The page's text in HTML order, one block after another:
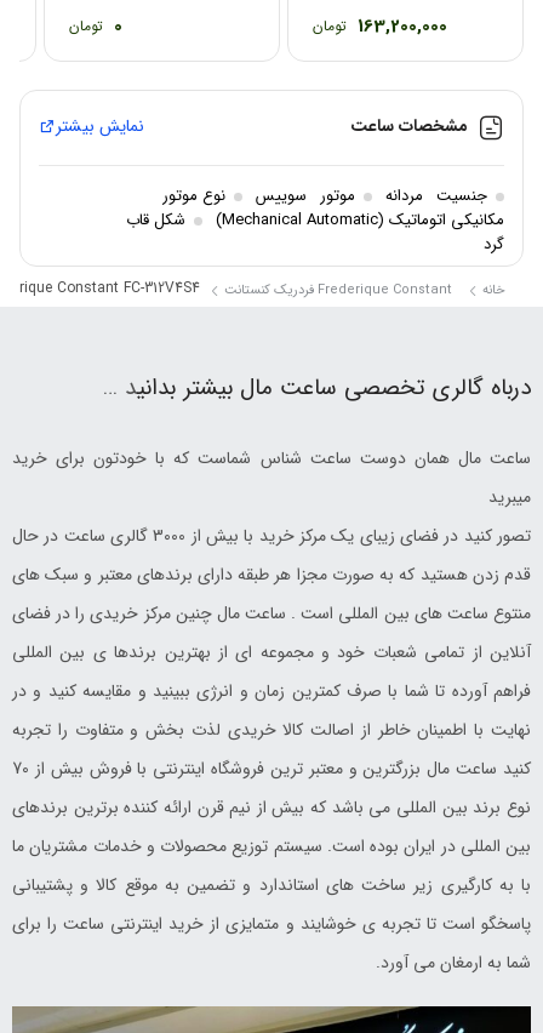
163,200,000 تومان 0 تومان
مشخصات ساعت نمایش بیشتر
جنسیت مردانه موتور سوییس
نوع موتور
مکانیکی اتوماتیک (Mechanical Automatic)
شکل قاب
گرد
خانه Frederique Constant فردریک کنستانت Constant FC-312V4S4
درباه گالری تخصصی ساعت مال بیشتر بدانید …
ساعت مال همان دوست ساعت شناس شماست که با خودتون برای خرید
میبرید
تصور کنید در فضای زیبای یک مرکز خرید با بیش از 3000 گالری ساعت در حال
قدم زدن هستید که به صورت مجزا هر طبقه دارای برندهای معتبر و سبک های
منتوع ساعت های بین المللی است . ساعت مال چنین مرکز خریدی را در فضای
آنلاین از تمامی شعبات خود و مجموعه ای از بهترین برندها ی بین المللی
فراهم آورده تا شما با صرف کمترین زمان و انرژی ببینید و مقایسه کنید و در
نهایت با اطمینان خاطر از اصالت کالا خریدی لذت بخش و متفاوت را تجربه
کنید ساعت مال بزرگترین و معتبر ترین فروشگاه اینترنتی با فروش بیش از 70
نوع برند بین المللی می باشد که بیش از نیم قرن ارائه کننده برترین برندهای
بین المللی در ایران بوده است. سیستم توزیع محصولات و خدمات مشتریان ما
با به کارگیری زیر ساخت های استاندارد و تضمین به موقع کالا و پشتیبانی
پاسخگو است تا تجربه ی خوشایند و متمایزی از خرید اینترنتی ساعت را برای
شما به ارمغان می آورد.